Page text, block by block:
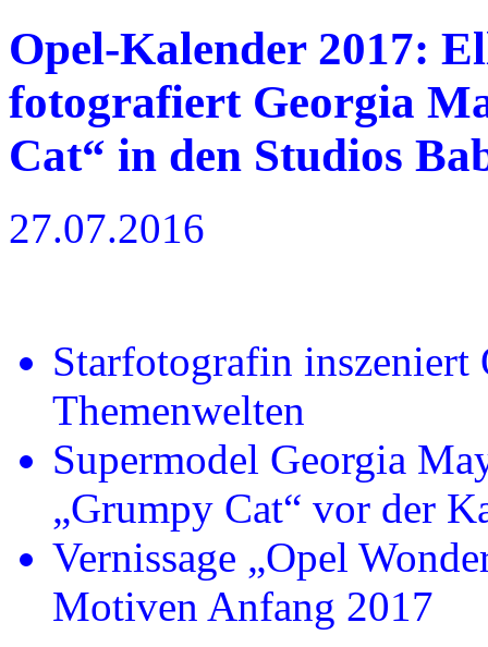
Opel-Kalender 2017:
fotografiert Georgia
Cat“ in den Studios
27.07.2016
Starfotografin
Themenwelten
Supermodel Georgia
„Grumpy Cat“ vor der
Vernissage „Opel
Motiven Anfang 2017